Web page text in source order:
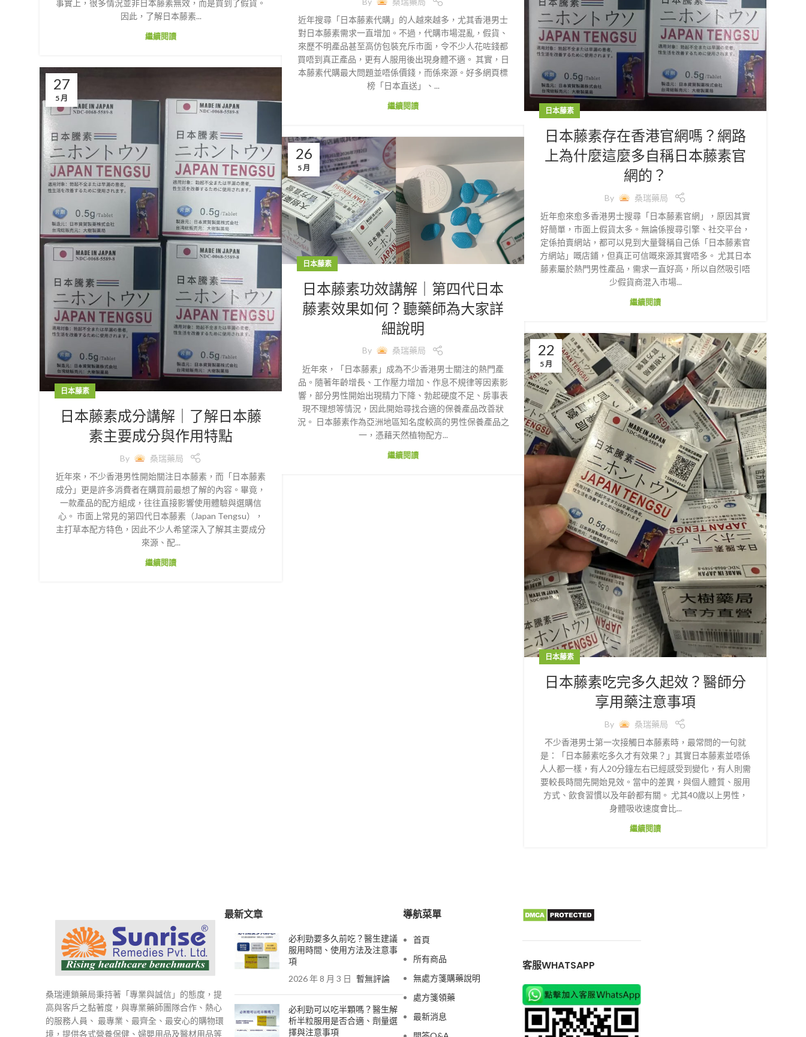
事實上，很多情況並非日本藤素無效，而是買到了假貨。
因此，了解日本藤素...
繼續閱讀
近年搜尋「日本藤素代購」的人越來越多，尤其香港男士
對日本藤素需求一直增加。不過，代購市場混亂，假貨、
來歷不明產品甚至高仿包裝充斥市面，令不少人花咗錢都
買唔到真正產品，更有人服用後出現身體不適。 其實，日
本藤素代購最大問題並唔係價錢，而係來源。好多網頁標
榜「日本直送」、...
繼續閱讀
日本藤素
日本藤素存在香港官網嗎？網路
上為什麼這麼多自稱日本藤素官
網的？
By
桑瑞藥局
近年愈來愈多香港男士搜尋「日本藤素官網」，原因其實
好簡單，市面上假貨太多。無論係搜尋引擎、社交平台，
定係拍賣網站，都可以見到大量聲稱自己係「日本藤素官
方網站」嘅店鋪，但真正可信嘅來源其實唔多。 尤其日本
藤素屬於熱門男性產品，需求一直好高，所以自然吸引唔
少假貨商混入市場...
繼續閱讀
27
5 月
日本藤素
日本藤素成分講解｜了解日本藤
素主要成分與作用特點
By
桑瑞藥局
近年來，不少香港男性開始關注日本藤素，而「日本藤素
成分」更是許多消費者在購買前最想了解的內容。畢竟，
一款產品的配方組成，往往直接影響使用體驗與選購信
心。 市面上常見的第四代日本藤素（Japan Tengsu），
主打草本配方特色，因此不少人希望深入了解其主要成分
來源、配...
繼續閱讀
26
5 月
日本藤素
日本藤素功效講解｜第四代日本
藤素效果如何？聽藥師為大家詳
細說明
By
桑瑞藥局
近年來，「日本藤素」成為不少香港男士關注的熱門產
品。隨著年齡增長、工作壓力增加、作息不規律等因素影
響，部分男性開始出現精力下降、勃起硬度不足、房事表
現不理想等情況，因此開始尋找合適的保養產品改善狀
況。 日本藤素作為亞洲地區知名度較高的男性保養產品之
一，憑藉天然植物配方...
繼續閱讀
22
5 月
日本藤素
日本藤素吃完多久起效？醫師分
享用藥注意事項
By
桑瑞藥局
不少香港男士第一次接觸日本藤素時，最常問的一句就
是：「日本藤素吃多久才有效果？」其實日本藤素並唔係
人人都一樣，有人20分鐘左右已經感受到變化，有人則需
要較長時間先開始見效。當中的差異，與個人體質、服用
方式、飲食習慣以及年齡都有關。 尤其40歲以上男性，
身體吸收速度會比...
繼續閱讀
桑瑞連鎖藥局秉持著「專業與誠信」的態度，提
高與客戶之黏著度，與專業藥師團隊合作、熱心
的服務人員、 最專業、最齊全、最安心的購物環
境，提供各式營養保健、婦嬰用品及醫材用品等
最新文章
必利勁要多久前吃？醫生建議
服用時間、使用方法及注意事
項
2026 年 8 月 3 日 暫無評論
必利勁可以吃半顆嗎？醫生解
析半粒服用是否合適、劑量選
擇與注意事項
導航菜單
首頁
所有商品
無處方箋購藥說明
處方箋領藥
最新消息
客服WHATSAPP